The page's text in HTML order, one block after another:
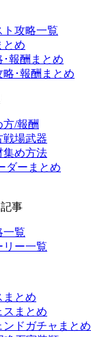
ト攻略一覧
とめ
報酬まとめ
略･報酬まとめ
/報酬
戦場武器
集め方法
ダーまとめ
事
一覧
リー一覧
まとめ
スまとめ
ンドガチャまとめ